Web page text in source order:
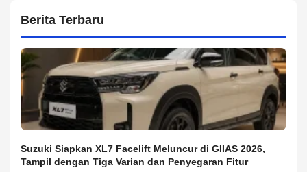
Berita Terbaru
Suzuki Siapkan XL7 Facelift Meluncur di GIIAS 2026,
Tampil dengan Tiga Varian dan Penyegaran Fitur